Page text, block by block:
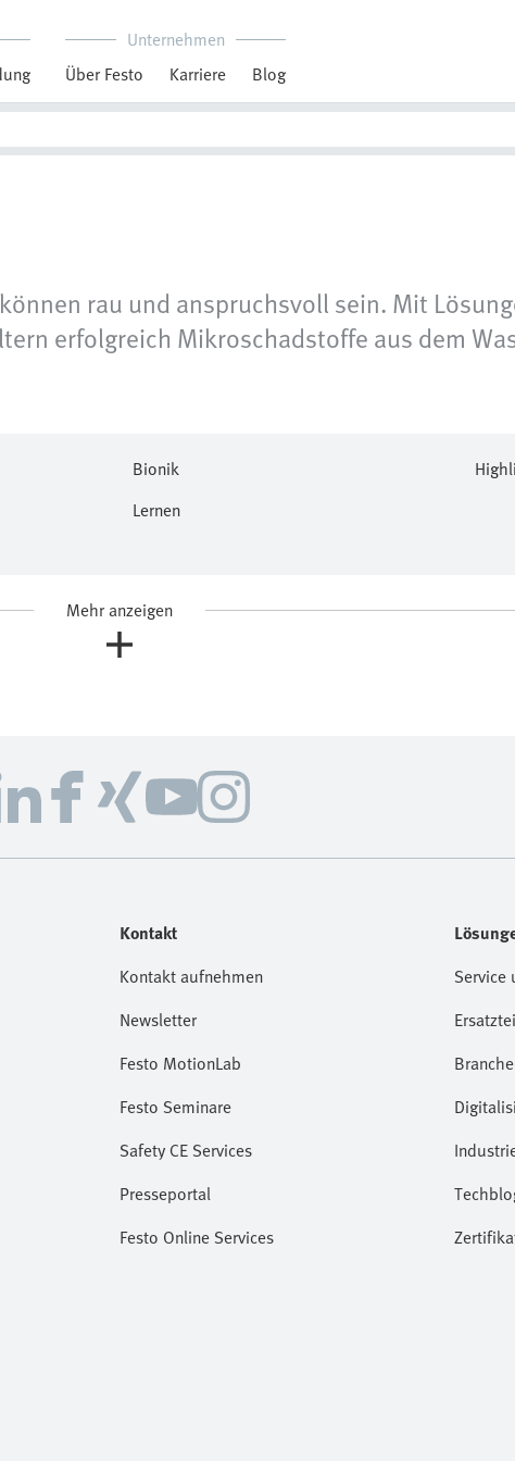
Unternehmen
Über Festo
Karriere Blog
rau und anspruchsvoll sein. Mit
erfolgreich Mikroschadstoffe aus dem
Bionik
Lernen
Mehr anzeigen
Kontakt
Kontakt aufnehmen
Newsletter
Festo MotionLab
Festo Seminare
Safety CE Services
Presseportal
Festo Online Services